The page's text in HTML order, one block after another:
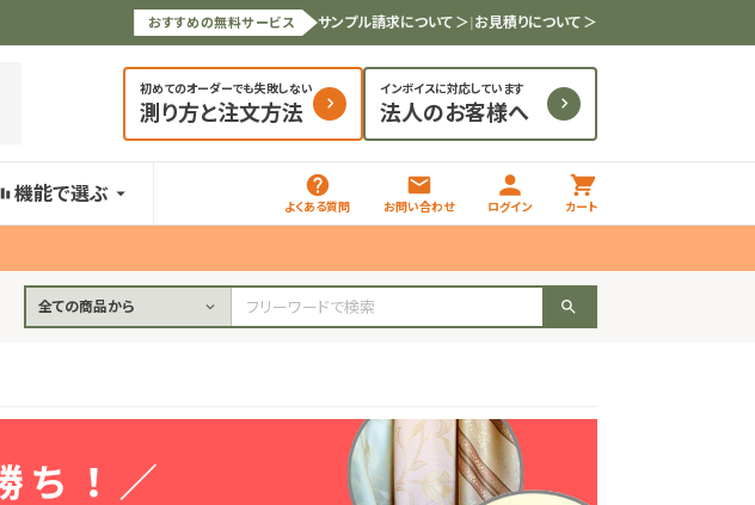
おすすめの無料サービス サンプル請求について ＞|お見積りについて ＞
初めてのオーダーでも失敗しない
測り方と注文方法
インボイスに対応しています
法人のお客様へ
機能で選ぶ
よくある質問 お問い合わせ ログイン カート
全ての商品から